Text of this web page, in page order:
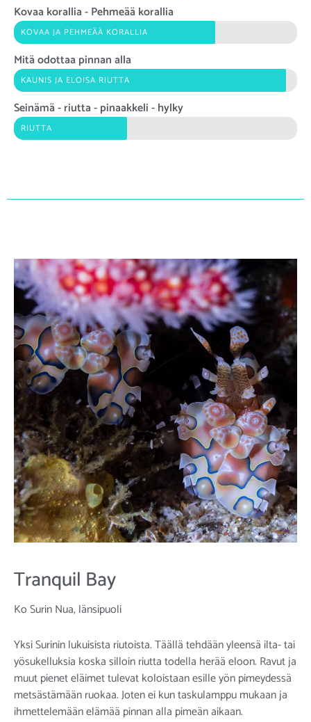
Kovaa korallia - Pehmeää korallia
KOVAA JA PEHMEÄÄ KORALLIA
Mitä odottaa pinnan alla
KAUNIS JA ELOISA RIUTTA
Seinämä - riutta - pinaakkeli - hylky
RIUTTA
Tranquil Bay
Ko Surin Nua, länsipuoli
Yksi Surinin lukuisista riutoista. Täällä tehdään yleensä ilta- tai
yösukelluksia koska silloin riutta todella herää eloon. Ravut ja
muut pienet eläimet tulevat koloistaan esille yön pimeydessä
metsästämään ruokaa. Joten ei kun taskulamppu mukaan ja
ihmettelemään elämää pinnan alla pimeän aikaan.